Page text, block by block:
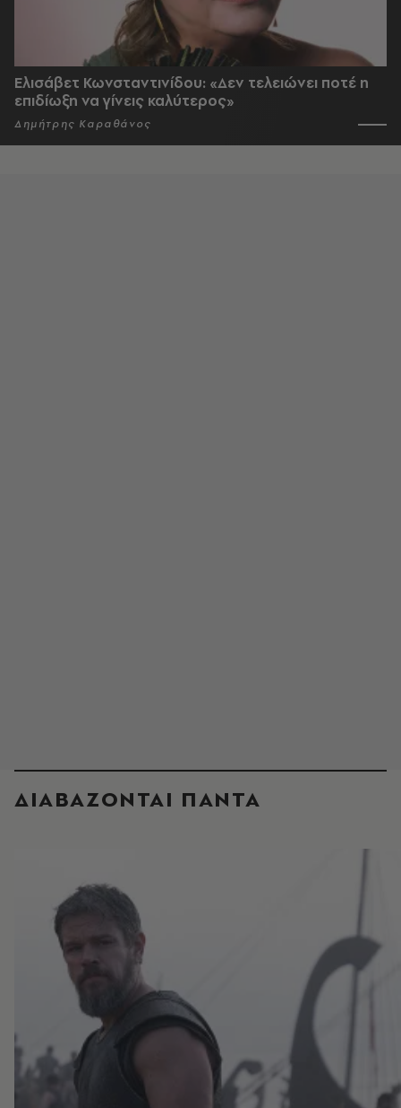
Ελισάβετ Κωνσταντινίδου: «Δεν τελειώνει ποτέ η
επιδίωξη να γίνεις καλύτερος»
Δημήτρης Καραθάνος
ΔΙΑΒΑΖΟΝΤΑΙ ΠΑΝΤΑ